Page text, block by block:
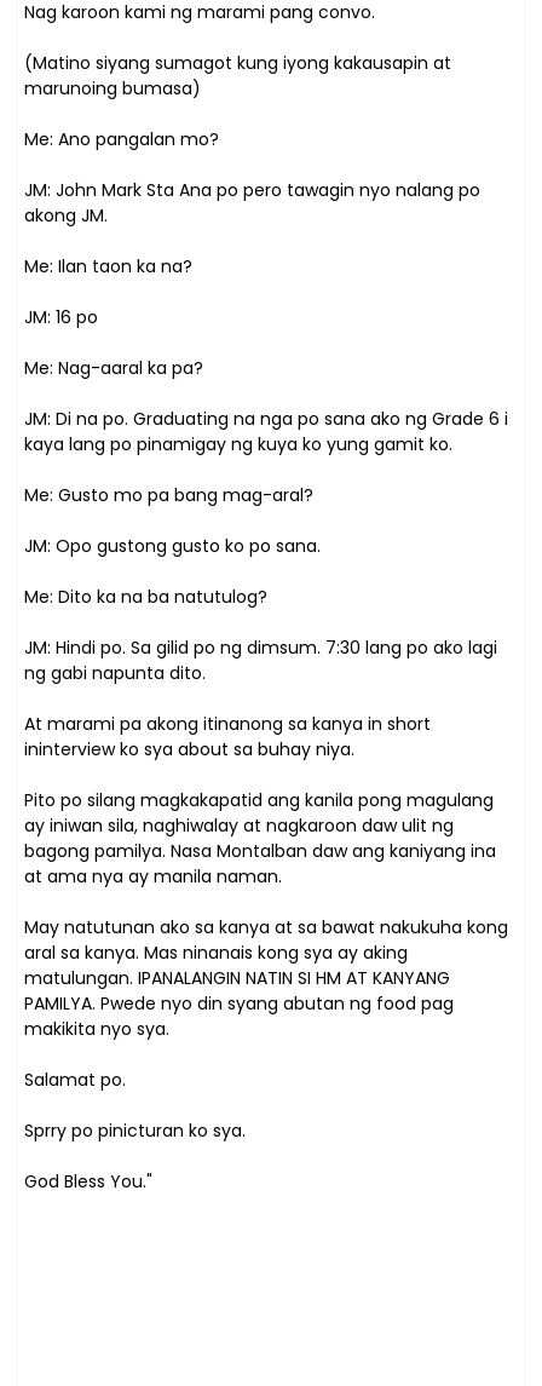
Nag karoon kami ng marami pang convo.
(Matino siyang sumagot kung iyong kakausapin at
marunoing bumasa)
Me: Ano pangalan mo?
JM: John Mark Sta Ana po pero tawagin nyo nalang po
akong JM.
Me: Ilan taon ka na?
JM: 16 po
Me: Nag-aaral ka pa?
JM: Di na po. Graduating na nga po sana ako ng Grade 6 i
kaya lang po pinamigay ng kuya ko yung gamit ko.
Me: Gusto mo pa bang mag-aral?
JM: Opo gustong gusto ko po sana.
Me: Dito ka na ba natutulog?
JM: Hindi po. Sa gilid po ng dimsum. 7:30 lang po ako lagi
ng gabi napunta dito.
At marami pa akong itinanong sa kanya in short
ininterview ko sya about sa buhay niya.
Pito po silang magkakapatid ang kanila pong magulang
ay iniwan sila, naghiwalay at nagkaroon daw ulit ng
bagong pamilya. Nasa Montalban daw ang kaniyang ina
at ama nya ay manila naman.
May natutunan ako sa kanya at sa bawat nakukuha kong
aral sa kanya. Mas ninanais kong sya ay aking
matulungan. IPANALANGIN NATIN SI HM AT KANYANG
PAMILYA. Pwede nyo din syang abutan ng food pag
makikita nyo sya.
Salamat po.
Sprry po pinicturan ko sya.
God Bless You."